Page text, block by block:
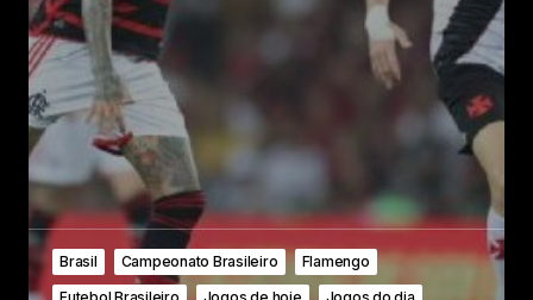
Brasil Campeonato Brasileiro
Flamengo